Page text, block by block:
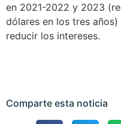
en 2021-2022 y 2023
dólares en los tres
reducir los intereses.
Comparte esta noticia